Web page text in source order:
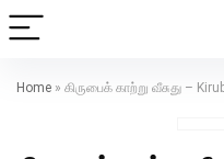
Home » கிருபைக் காற்று வீசுது –